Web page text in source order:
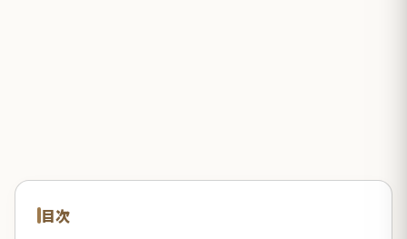
目次